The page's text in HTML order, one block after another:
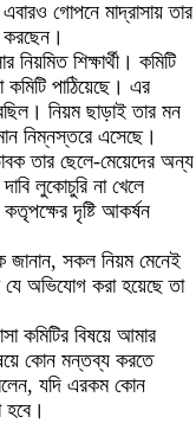
গোপনে মাদ্রাসায় তার
করছেন।
শিক্ষার্থী। কমিটি
পাঠিয়েছে। এর
নিয়ম ছাড়াই তার মন
নিম্নস্তরে এসেছে।
তার ছেলে-মেয়েদের অন্য
লুকোচুরি না খেলে
দৃষ্টি আকর্ষন
জানান, সকল নিয়ম মেনেই
যে অভিযোগ করা হয়েছে তা
কমিটির বিষয়ে আমার
কোন মন্তব্য করতে
বলেন, যদি এরকম কোন
হবে।